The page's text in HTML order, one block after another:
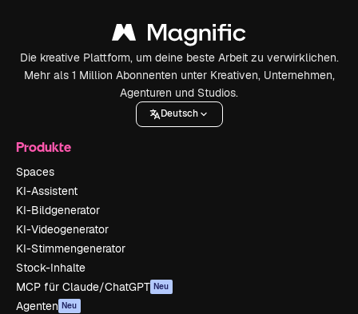
Die kreative Plattform, um deine beste Arbeit zu verwirklichen.
Mehr als 1 Million Abonnenten unter Kreativen, Unternehmen,
Agenturen und Studios.
Deutsch
Produkte
Spaces
KI-Assistent
KI-Bildgenerator
KI-Videogenerator
KI-Stimmengenerator
Stock-Inhalte
MCP für Claude/ChatGPT Neu
Agenten Neu